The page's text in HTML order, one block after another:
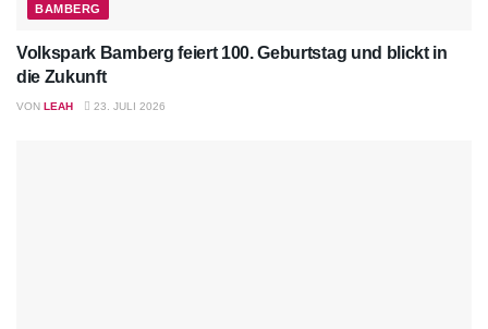
BAMBERG
Volkspark Bamberg feiert 100. Geburtstag und blickt in
die Zukunft
VON LEAH 23. JULI 2026